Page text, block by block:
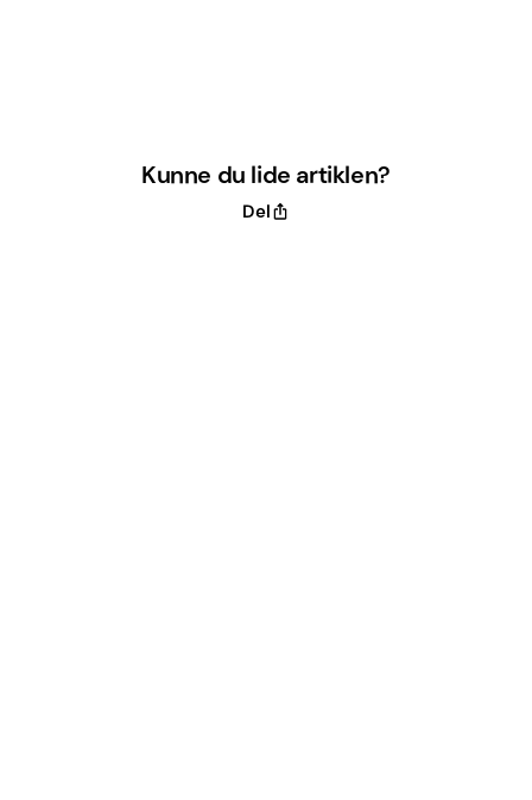
Kunne du lide artiklen?
Del